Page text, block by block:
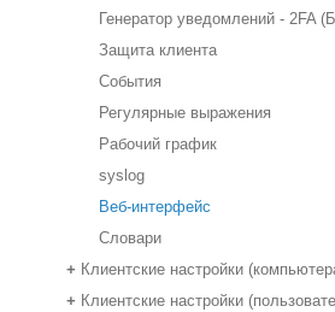
Генератор уведомлений - 2FA
Защита клиента
События
Регулярные выражения
Рабочий график
syslog
Веб-интерфейс
Словари
+ Клиентские настройки
+ Клиентские настройки